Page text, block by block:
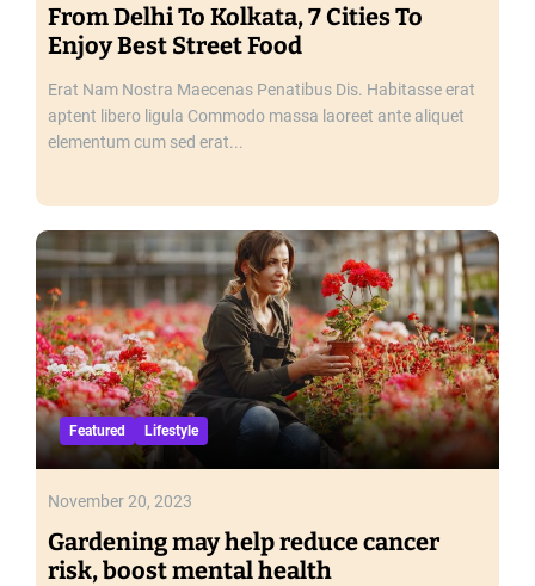
From Delhi To Kolkata, 7 Cities To
Enjoy Best Street Food
Erat Nam Nostra Maecenas Penatibus Dis. Habitasse erat
aptent libero ligula Commodo massa laoreet ante aliquet
elementum cum sed erat...
Featured Lifestyle
November 20, 2023
Gardening may help reduce cancer
risk, boost mental health